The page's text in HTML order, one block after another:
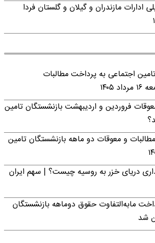
مازندران و گیلان و گلستان فردا
اجتماعی به پرداخت مطالبات
فروردین و اردیبهشت بازنشستگان تامین
و معوقات دو ماهه بازنشستگان تامین
دریای خزر به روسیه چیست؟ | سهم ایران
مابه‌التفاوت حقوق دوماهه بازنشستگان
شد